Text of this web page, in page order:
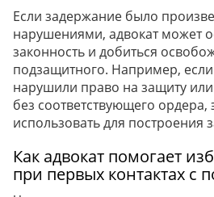
Если задержание было
нарушениями, адвокат может
законность и добиться
подзащитного. Например,
нарушили право на защиту
без соответствующего
использовать для построения
Как адвокат помогает
при первых контактах с